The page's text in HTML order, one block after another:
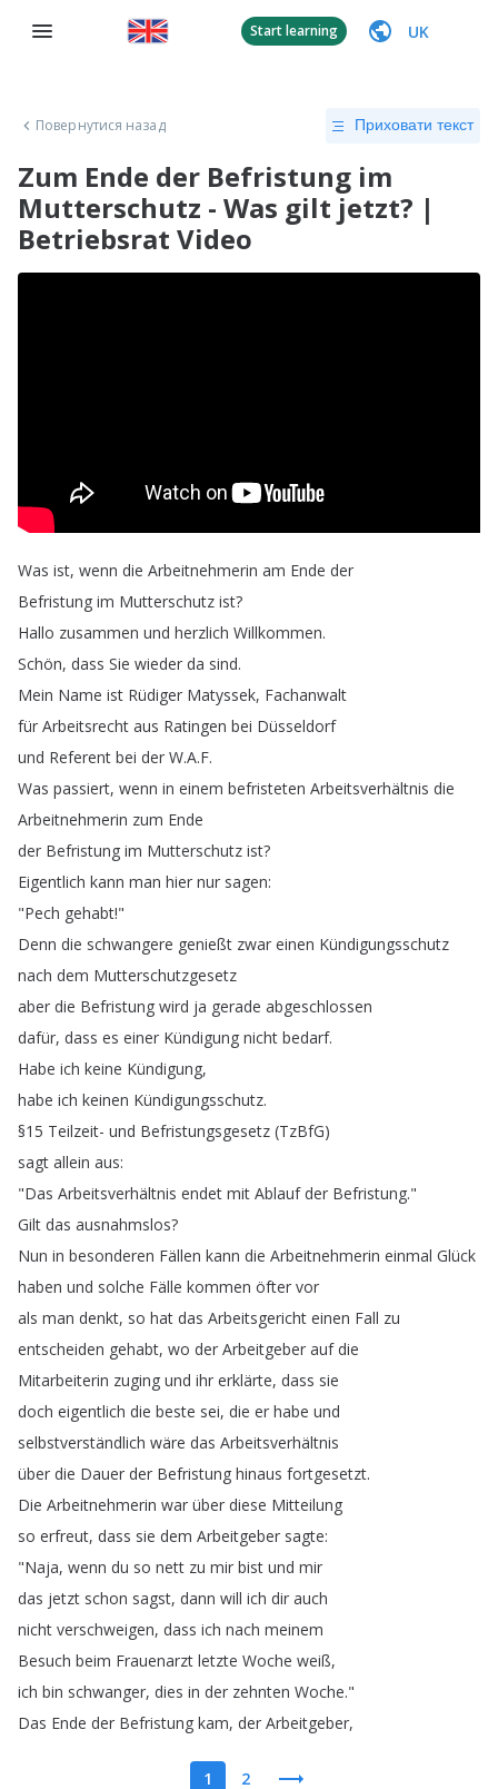
Start learning UK
Повернутися назад Приховати текст
Zum Ende der Befristung im
Mutterschutz - Was gilt jetzt? |
Betriebsrat Video
Was ist, wenn die Arbeitnehmerin am Ende der
Befristung im Mutterschutz ist?
Hallo zusammen und herzlich Willkommen.
Schön, dass Sie wieder da sind.
Mein Name ist Rüdiger Matyssek, Fachanwalt
für Arbeitsrecht aus Ratingen bei Düsseldorf
und Referent bei der W.A.F.
Was passiert, wenn in einem befristeten Arbeitsverhältnis die
Arbeitnehmerin zum Ende
der Befristung im Mutterschutz ist?
Eigentlich kann man hier nur sagen:
"Pech gehabt!"
Denn die schwangere genießt zwar einen Kündigungsschutz
nach dem Mutterschutzgesetz
aber die Befristung wird ja gerade abgeschlossen
dafür, dass es einer Kündigung nicht bedarf.
Habe ich keine Kündigung,
habe ich keinen Kündigungsschutz.
§15 Teilzeit- und Befristungsgesetz (TzBfG)
sagt allein aus:
"Das Arbeitsverhältnis endet mit Ablauf der Befristung."
Gilt das ausnahmslos?
Nun in besonderen Fällen kann die Arbeitnehmerin einmal Glück
haben und solche Fälle kommen öfter vor
als man denkt, so hat das Arbeitsgericht einen Fall zu
entscheiden gehabt, wo der Arbeitgeber auf die
Mitarbeiterin zuging und ihr erklärte, dass sie
doch eigentlich die beste sei, die er habe und
selbstverständlich wäre das Arbeitsverhältnis
über die Dauer der Befristung hinaus fortgesetzt.
Die Arbeitnehmerin war über diese Mitteilung
so erfreut, dass sie dem Arbeitgeber sagte:
"Naja, wenn du so nett zu mir bist und mir
das jetzt schon sagst, dann will ich dir auch
nicht verschweigen, dass ich nach meinem
Besuch beim Frauenarzt letzte Woche weiß,
ich bin schwanger, dies in der zehnten Woche."
Das Ende der Befristung kam, der Arbeitgeber,
1 2